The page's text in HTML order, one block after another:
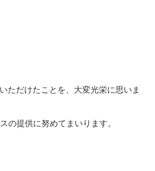
ただけたことを、大変光栄に思いま
提供に努めてまいります。